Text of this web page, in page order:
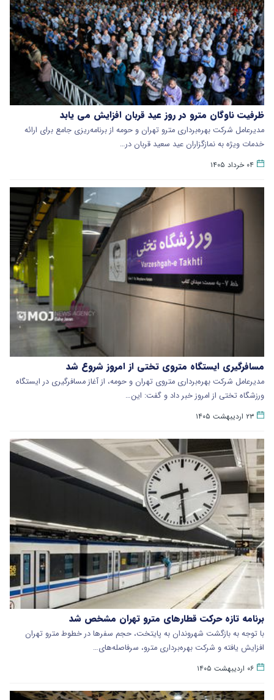
ظرفیت ناوگان مترو در روز عید قربان افزایش می یابد
مدیرعامل شرکت بهره‌برداری مترو تهران و حومه از برنامه‌ریزی جامع برای ارائه
خدمات ویژه به نمازگزاران عید سعید قربان در…
۰۴ خرداد ۱۴۰۵
مسافرگیری ایستگاه متروی تختی از امروز شروع شد
مدیرعامل شرکت بهره‌برداری متروی تهران و حومه، از آغاز مسافرگیری در ایستگاه
ورزشگاه تختی از امروز خبر داد و گفت: این…
۲۳ اردیبهشت ۱۴۰۵
برنامه تازه حرکت قطارهای مترو تهران مشخص شد
با توجه به بازگشت شهروندان به پایتخت، حجم سفرها در خطوط مترو تهران
افزایش یافته و شرکت بهره‌برداری مترو، سرفاصله‌های…
۰۶ اردیبهشت ۱۴۰۵